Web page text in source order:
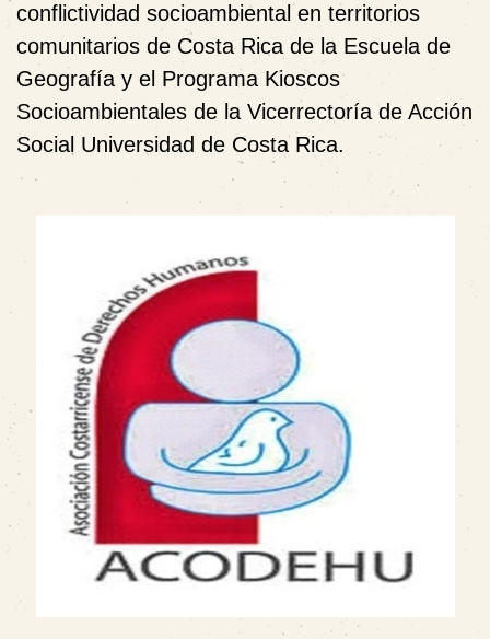
conflictividad socioambiental en territorios
comunitarios de Costa Rica de la Escuela de
Geografía y el Programa Kioscos
Socioambientales de la Vicerrectoría de Acción
Social Universidad de Costa Rica.